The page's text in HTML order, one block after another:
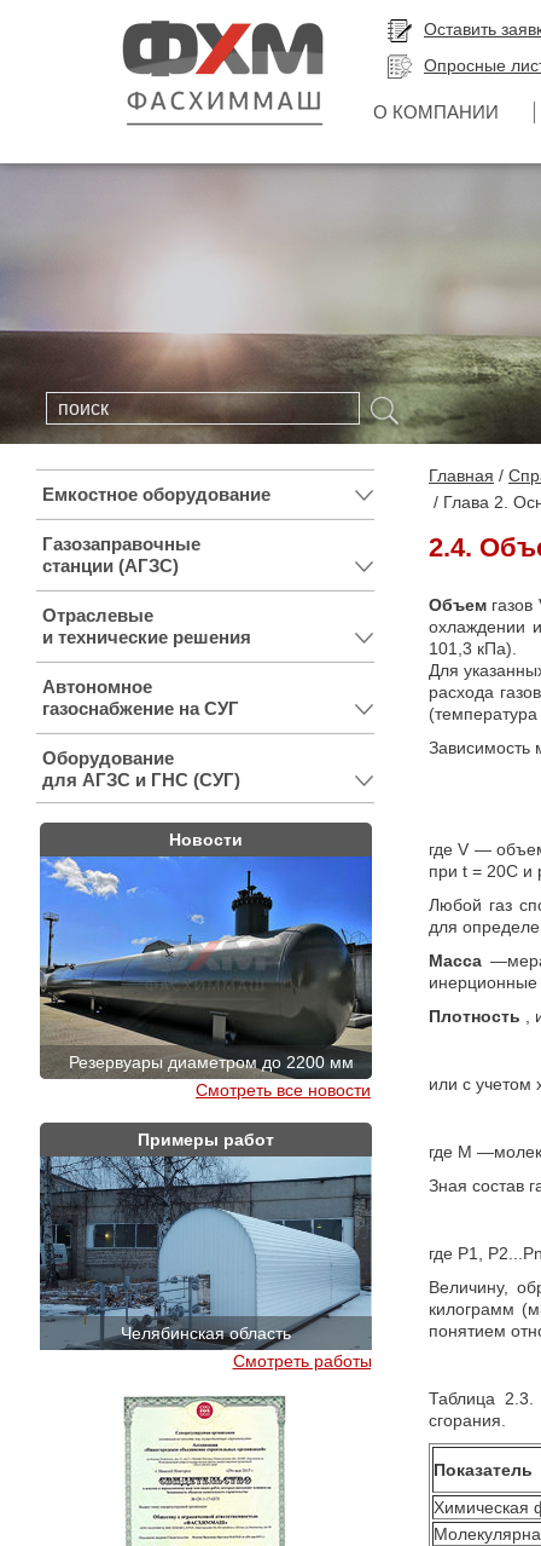
Оставить
Опросные
О КОМПАНИИ
Емкостное оборудование
Газозаправочные
станции (АГЗС)
Отраслевые
и технические решения
Автономное
газоснабжение на СУГ
Оборудование
для АГЗС и ГНС (СУГ)
Новости
Резервуары диаметром до 2200 мм
Смотреть все новости
Примеры работ
Челябинская область
Смотреть работы
Главная
Глава 2.
2.4.
Объем
охлаждении
101,3 кПа).
Для
расхода
Зависимость
где V —
при t = 20С и
Любой газ
для
Масса
инерционные
Плотность ,
или с учетом
где М
Зная состав
где P1,
Величину,
килограмм
понятием
Таблица 2.3.
сгорания.
Показатель
Химическая